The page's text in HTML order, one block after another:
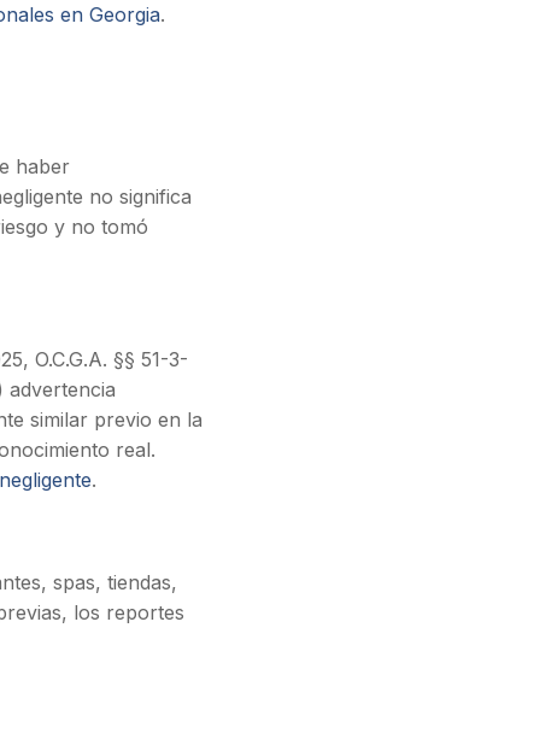
en Georgia.
haber
no significa
y no tomó
O.C.G.A. §§ 51-3-
advertencia
similar previo en la
real.
.
spas, tiendas,
los reportes